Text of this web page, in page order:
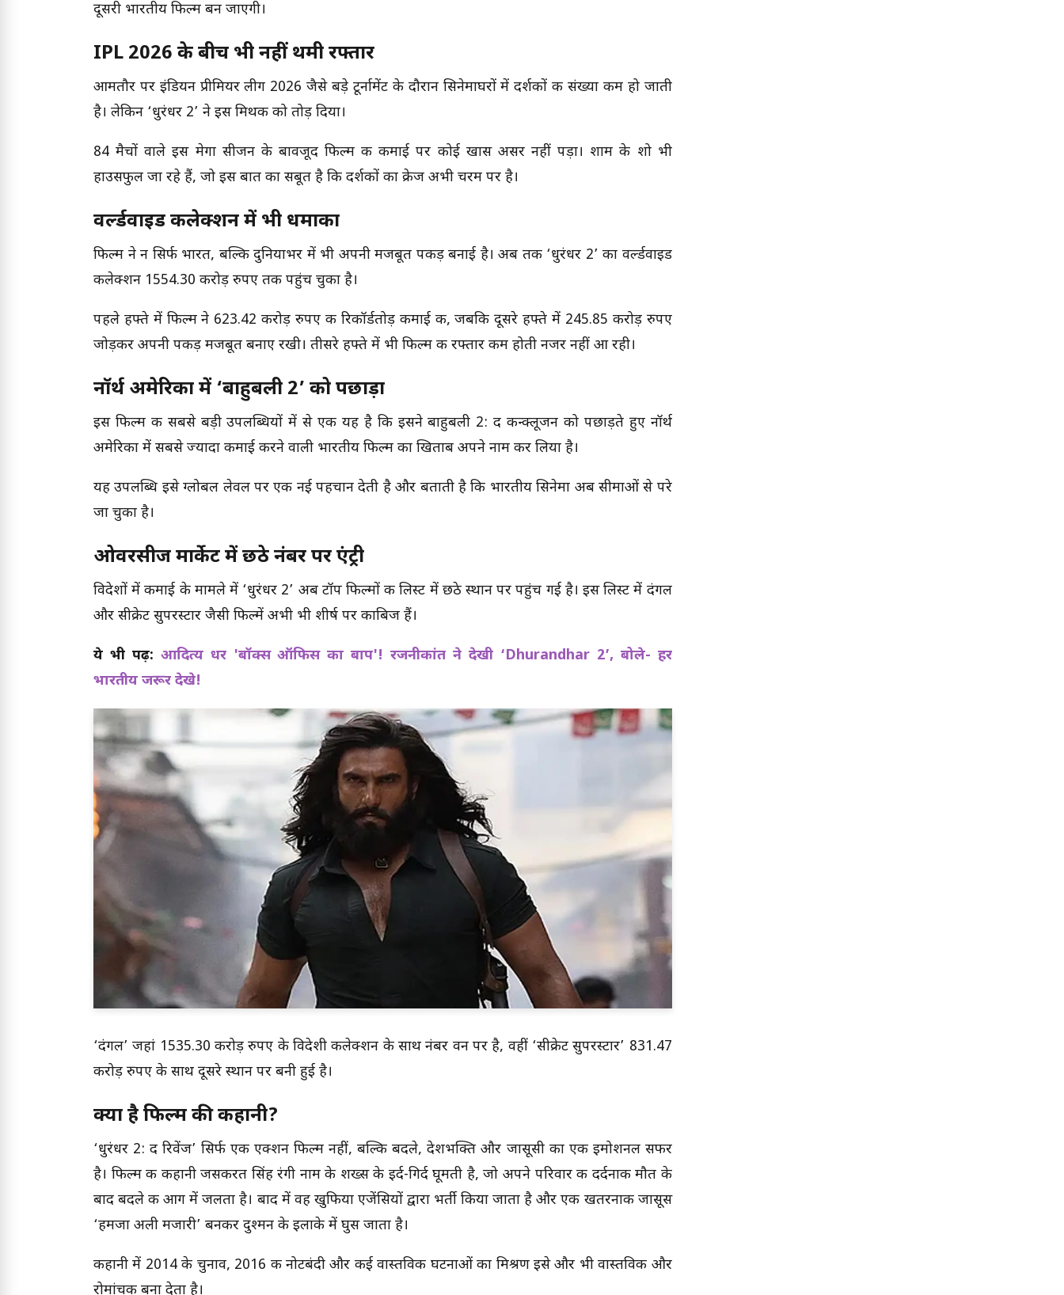
दूसरी भारतीय फिल्म बन जाएगी।
IPL 2026 के बीच भी नहीं थमी रफ्तार
आमतौर पर इंडियन प्रीमियर लीग 2026 जैसे बड़े टूर्नामेंट के दौरान सिनेमाघरों में दर्शकों की संख्या कम हो जाती
है। लेकिन ‘धुरंधर 2’ ने इस मिथक को तोड़ दिया।
84 मैचों वाले इस मेगा सीजन के बावजूद फिल्म की कमाई पर कोई खास असर नहीं पड़ा। शाम के शो भी
हाउसफुल जा रहे हैं, जो इस बात का सबूत है कि दर्शकों का क्रेज अभी चरम पर है।
वर्ल्डवाइड कलेक्शन में भी धमाका
फिल्म ने न सिर्फ भारत, बल्कि दुनियाभर में भी अपनी मजबूत पकड़ बनाई है। अब तक ‘धुरंधर 2’ का वर्ल्डवाइड
कलेक्शन 1554.30 करोड़ रुपए तक पहुंच चुका है।
पहले हफ्ते में फिल्म ने 623.42 करोड़ रुपए की रिकॉर्डतोड़ कमाई की, जबकि दूसरे हफ्ते में 245.85 करोड़ रुपए
जोड़कर अपनी पकड़ मजबूत बनाए रखी। तीसरे हफ्ते में भी फिल्म की रफ्तार कम होती नजर नहीं आ रही।
नॉर्थ अमेरिका में ‘बाहुबली 2’ को पछाड़ा
इस फिल्म की सबसे बड़ी उपलब्धियों में से एक यह है कि इसने बाहुबली 2: द कन्क्लूजन को पछाड़ते हुए नॉर्थ
अमेरिका में सबसे ज्यादा कमाई करने वाली भारतीय फिल्म का खिताब अपने नाम कर लिया है।
यह उपलब्धि इसे ग्लोबल लेवल पर एक नई पहचान देती है और बताती है कि भारतीय सिनेमा अब सीमाओं से परे
जा चुका है।
ओवरसीज मार्केट में छठे नंबर पर एंट्री
विदेशों में कमाई के मामले में ‘धुरंधर 2’ अब टॉप फिल्मों की लिस्ट में छठे स्थान पर पहुंच गई है। इस लिस्ट में दंगल
और सीक्रेट सुपरस्टार जैसी फिल्में अभी भी शीर्ष पर काबिज हैं।
ये भी पढ़ें: आदित्य धर 'बॉक्स ऑफिस का बाप'! रजनीकांत ने देखी ‘Dhurandhar 2’, बोले- हर
भारतीय जरूर देखे!
‘दंगल’ जहां 1535.30 करोड़ रुपए के विदेशी कलेक्शन के साथ नंबर वन पर है, वहीं ‘सीक्रेट सुपरस्टार’ 831.47
करोड़ रुपए के साथ दूसरे स्थान पर बनी हुई है।
क्या है फिल्म की कहानी?
‘धुरंधर 2: द रिवेंज’ सिर्फ एक एक्शन फिल्म नहीं, बल्कि बदले, देशभक्ति और जासूसी का एक इमोशनल सफर
है। फिल्म की कहानी जसकीरत सिंह रंगी नाम के शख्स के इर्द-गिर्द घूमती है, जो अपने परिवार की दर्दनाक मौत के
बाद बदले की आग में जलता है। बाद में वह खुफिया एजेंसियों द्वारा भर्ती किया जाता है और एक खतरनाक जासूस
‘हमजा अली मजारी’ बनकर दुश्मन के इलाके में घुस जाता है।
कहानी में 2014 के चुनाव, 2016 की नोटबंदी और कई वास्तविक घटनाओं का मिश्रण इसे और भी वास्तविक और
रोमांचक बना देता है।